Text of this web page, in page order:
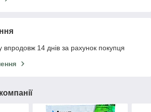
14 днів за рахунок покупця